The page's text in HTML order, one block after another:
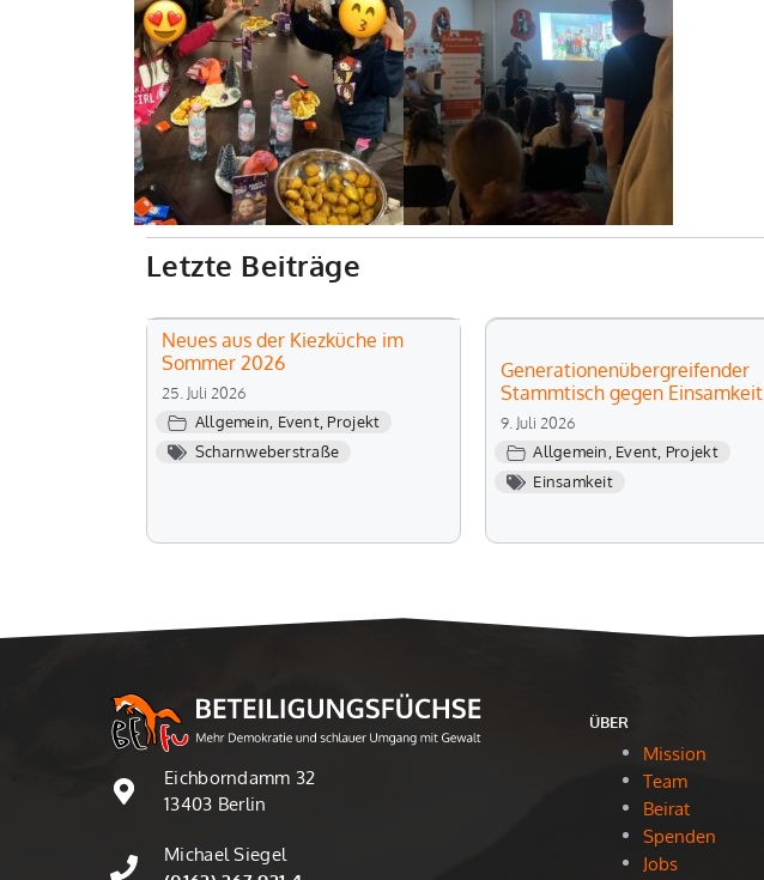
Letzte Beiträge
Neues aus der Kiezküche im
Sommer 2026
25. Juli 2026
Allgemein, Event, Projekt
Scharnweberstraße
Generationenübergreifender
Stammtisch gegen Einsamkeit
9. Juli 2026
Allgemein, Event, Projekt
Einsamkeit
Eichborndamm 32
13403 Berlin
Michael Siegel
ÜBER
Mission
Team
Beirat
Spenden
Jobs